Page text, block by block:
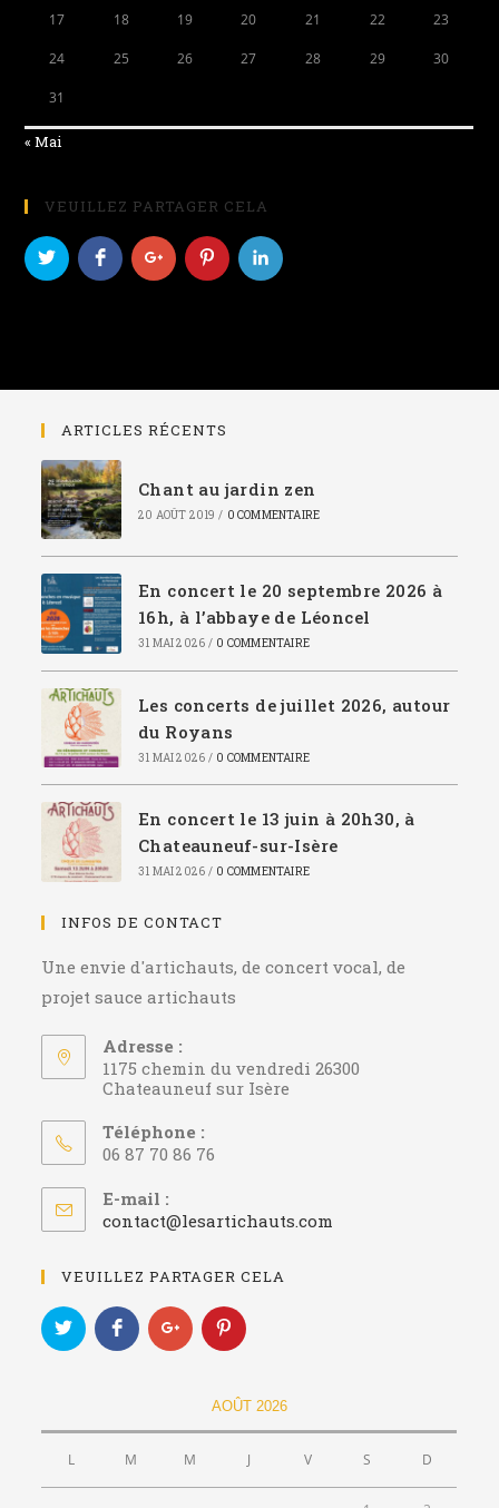
17 18 19 20 21 22 23
24 25 26 27 28 29 30
31
« Mai
VEUILLEZ PARTAGER CELA
ARTICLES RÉCENTS
Chant au jardin zen
20 AOÛT 2019 / 0 COMMENTAIRE
En concert le 20 septembre 2026 à
16h, à l’abbaye de Léoncel
31 MAI 2026 / 0 COMMENTAIRE
Les concerts de juillet 2026, autour
du Royans
31 MAI 2026 / 0 COMMENTAIRE
En concert le 13 juin à 20h30, à
Chateauneuf-sur-Isère
31 MAI 2026 / 0 COMMENTAIRE
INFOS DE CONTACT
Une envie d'artichauts, de concert vocal, de
projet sauce artichauts
Adresse :
1175 chemin du vendredi 26300
Chateauneuf sur Isère
Téléphone :
06 87 70 86 76
E-mail :
contact@lesartichauts.com
VEUILLEZ PARTAGER CELA
AOÛT 2026
L M M J V S D